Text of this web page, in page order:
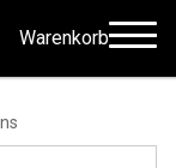
Warenkorb